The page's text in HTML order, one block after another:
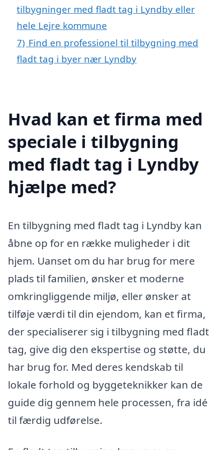
tilbygninger med fladt tag i Lyndby eller
hele Lejre kommune
7) Find en professionel til tilbygning med
fladt tag i byer nær Lyndby
Hvad kan et firma med
speciale i tilbygning
med fladt tag i Lyndby
hjælpe med?
En tilbygning med fladt tag i Lyndby kan
åbne op for en række muligheder i dit
hjem. Uanset om du har brug for mere
plads til familien, ønsker et moderne
omkringliggende miljø, eller ønsker at
tilføje værdi til din ejendom, kan et firma,
der specialiserer sig i tilbygning med fladt
tag, give dig den ekspertise og støtte, du
har brug for. Med deres kendskab til
lokale forhold og byggeteknikker kan de
guide dig gennem hele processen, fra idé
til færdig udførelse.